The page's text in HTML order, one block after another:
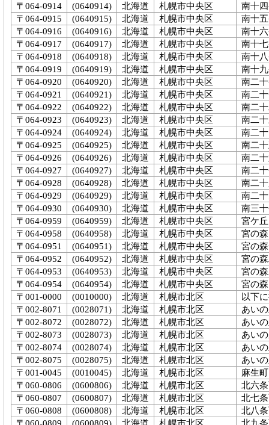
〒064-0914
(0640914) 北海道 札幌市中央区
南十
〒064-0915
(0640915) 北海道 札幌市中央区
南十
〒064-0916
(0640916) 北海道 札幌市中央区
南十
〒064-0917
(0640917) 北海道 札幌市中央区
南十
〒064-0918
(0640918) 北海道 札幌市中央区
南十
〒064-0919
(0640919) 北海道 札幌市中央区
南十
〒064-0920
(0640920) 北海道 札幌市中央区
南二
〒064-0921
(0640921) 北海道 札幌市中央区
南二
〒064-0922
(0640922) 北海道 札幌市中央区
南二
〒064-0923
(0640923) 北海道 札幌市中央区
南二
〒064-0924
(0640924) 北海道 札幌市中央区
南二
〒064-0925
(0640925) 北海道 札幌市中央区
南二
〒064-0926
(0640926) 北海道 札幌市中央区
南二
〒064-0927
(0640927) 北海道 札幌市中央区
南二
〒064-0928
(0640928) 北海道 札幌市中央区
南二
〒064-0929
(0640929) 北海道 札幌市中央区
南二
〒064-0930
(0640930) 北海道 札幌市中央区
南三
〒064-0959
(0640959) 北海道 札幌市中央区
宮ケ丘
〒064-0958
(0640958) 北海道 札幌市中央区
宮の森
〒064-0951
(0640951) 北海道 札幌市中央区
宮の
〒064-0952
(0640952) 北海道 札幌市中央区
宮の
〒064-0953
(0640953) 北海道 札幌市中央区
宮の
〒064-0954
(0640954) 北海道 札幌市中央区
宮の
〒001-0000
(0010000) 北海道 札幌市北区
以下
〒002-8071
(0028071) 北海道 札幌市北区
あい
〒002-8072
(0028072) 北海道 札幌市北区
あい
〒002-8073
(0028073) 北海道 札幌市北区
あい
〒002-8074
(0028074) 北海道 札幌市北区
あい
〒002-8075
(0028075) 北海道 札幌市北区
あい
〒001-0045
(0010045) 北海道 札幌市北区
麻生町
〒060-0806
(0600806) 北海道 札幌市北区
北六
〒060-0807
(0600807) 北海道 札幌市北区
北七
〒060-0808
(0600808) 北海道 札幌市北区
北八
〒060-0809
(0600809) 北海道 札幌市北区
北九